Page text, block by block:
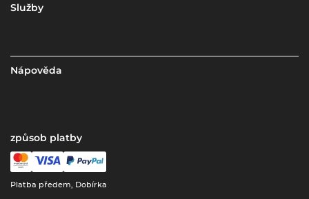
Služby
Nápověda
způsob platby
Platba předem, Dobírka